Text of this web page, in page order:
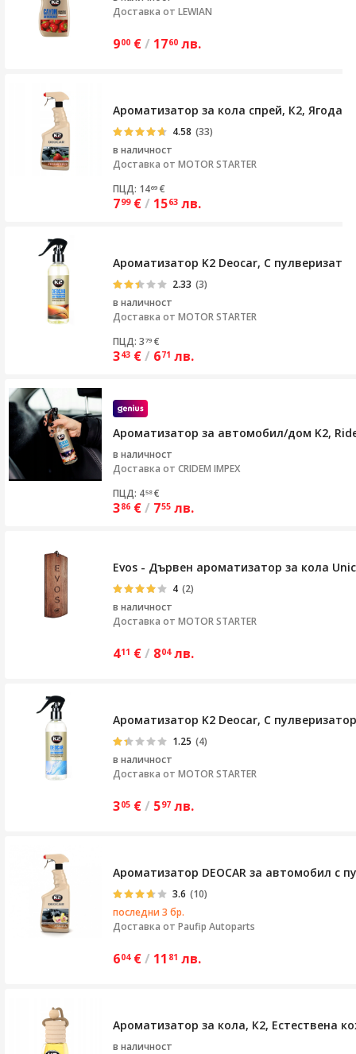
Доставка от LEWIAN
900 €/ 1760 лв.
Ароматизатор за кола спрей, К2, Ягода,
4.58 (33)
в наличност
Доставка от MOTOR STARTER
ПЦД: 1469 €
799 €/ 1563 лв.
Ароматизатор K2 Deocar, С
2.33 (3)
в наличност
Доставка от MOTOR STARTER
ПЦД: 3 79 €
343 €/ 671 лв.
Ароматизатор за автомобил/дом K2,
в наличност
Доставка от CRIDEM IMPEX
ПЦД: 458 €
386 €/ 755 лв.
Evos - Дървен ароматизатор за кола
4 (2)
в наличност
Доставка от MOTOR STARTER
411 €/ 804 лв.
Ароматизатор K2 Deocar, С
1.25 (4)
в наличност
Доставка от MOTOR STARTER
305 €/ 597 лв.
Ароматизатор DEOCAR за автомобил с
3.6 (10)
последни 3 бр.
Доставка от Paufip Autoparts
604 €/ 11 81 лв.
Ароматизатор за кола, К2, Естествена
в наличност